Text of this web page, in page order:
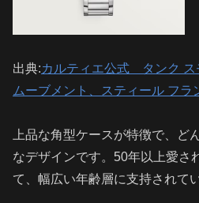
出典:カルティエ公式 タンク ス
ムーブメント、スティール フラ
上品な角型ケースが特徴で、ど
なデザインです。50年以上愛さ
て、幅広い年齢層に支持されて